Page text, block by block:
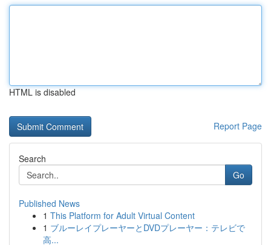
HTML is disabled
Report Page
Search
Go
Published News
1 This Platform for Adult Virtual Content
1 ブルーレイプレーヤーとDVDプレーヤー：テレビで
高...